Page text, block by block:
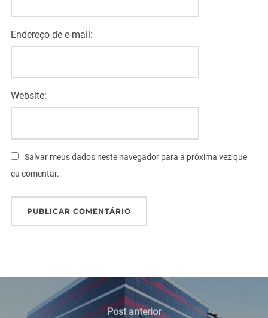
Endereço de e-mail:
Website:
Salvar meus dados neste navegador para a próxima vez que
eu comentar.
Navegação
Post
Post anterior